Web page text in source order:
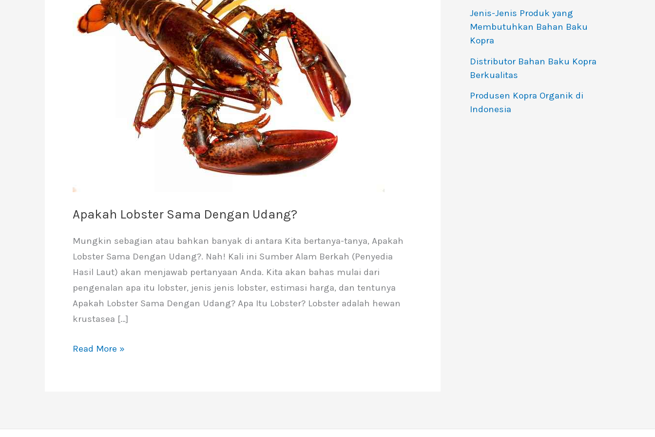
Apakah Lobster Sama Dengan Udang?
Mungkin sebagian atau bahkan banyak di antara Kita bertanya-tanya, Apakah
Lobster Sama Dengan Udang?. Nah! Kali ini Sumber Alam Berkah (Penyedia
Hasil Laut) akan menjawab pertanyaan Anda. Kita akan bahas mulai dari
pengenalan apa itu lobster, jenis jenis lobster, estimasi harga, dan tentunya
Apakah Lobster Sama Dengan Udang? Apa Itu Lobster? Lobster adalah hewan
krustasea […]
Dengan
Udang?
Read More »
Jenis-Jenis Produk yang
Membutuhkan Bahan Baku
Kopra
Distributor Bahan Baku Kopra
Berkualitas
Produsen Kopra Organik di
Indonesia